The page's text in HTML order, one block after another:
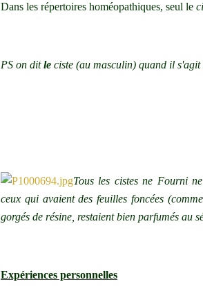
Dans les répertoires homéopathiques, seul le
PS on dit le ciste (au masculin) quand il s'agit
Tous les cistes ne Fourni
ceux qui avaient des feuilles foncées
gorgés de résine, restaient bien parfumés au
Expériences personnelles